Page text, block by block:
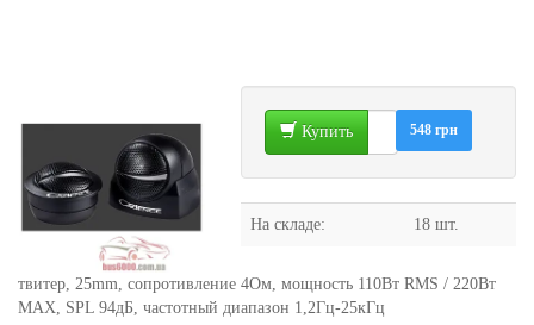
Купить 548 грн
На складе: 18 шт.
твитер, 25mm, сопротивление 4Ом, мощность 110Вт RMS / 220Вт
MAX, SPL 94дБ, частотный диапазон 1,2Гц-25кГц